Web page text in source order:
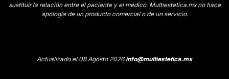
sustituir la relación entre el paciente y el médico. Multiestetica.mx no hace
apología de un producto comercial o de un servicio.
Actualizado el 08 Agosto 2026info@multiestetica.mx